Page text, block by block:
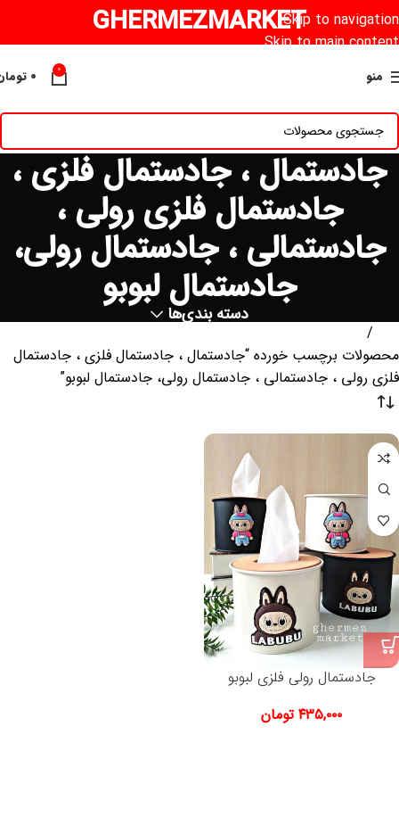
Skip to navigation
Skip to main content
GHERMEZMARKET
منو 0 ۰
جادستمال ، جادستمال فلزی ،
جادستمال فلزی رولی ،
جادستمالی ، جادستمال رولی،
جادستمال لبوبو
دسته بندی‌ها
محصولات برچسب خورده “جادستمال ، جادستمال فلزی ، جادستمال
فلزی رولی ، جادستمالی ، جادستمال رولی، جادستمال لبوبو”
جادستمال رولی فلزی لبوبو
۴۳۵,۰۰۰ تومان